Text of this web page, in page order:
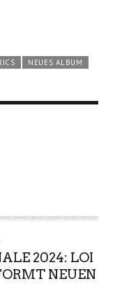
NEUES ALBUM
2024: LOI
NEUEN